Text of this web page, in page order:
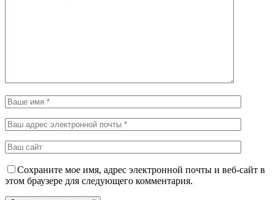
Сохраните мое имя, адрес электронной почты и веб-сайт в
этом браузере для следующего комментария.